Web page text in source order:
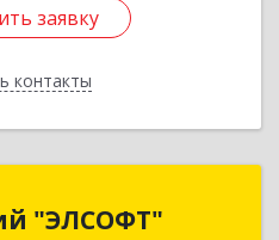
заявку
контакты
заявку
"ЭЛСОФТ"
"ЭЛСОФТ"